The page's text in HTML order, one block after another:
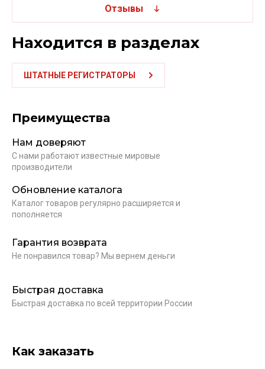
Отзывы
Находится в разделах
ШТАТНЫЕ РЕГИСТРАТОРЫ
Преимущества
Нам доверяют
С нами работают известные мировые
производители
Обновление каталога
Каталог товаров регулярно расширяется и
пополняется
Гарантия возврата
Не понравился товар? Мы вернем деньги
Быстрая доставка
Быстрая доставка по всей территории России
Как заказать